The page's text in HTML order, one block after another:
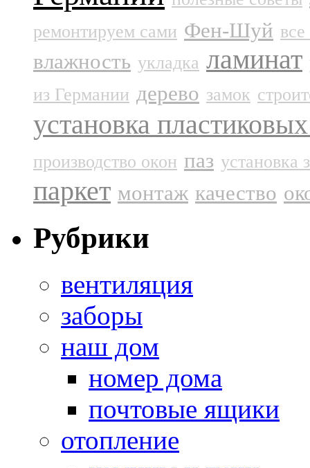
ремонтируем сами Фен-Шуй
влажность укладка ламинат
из Германии дерево замок
установка
производство окон паз установка
паркет монтаж качество
Рубрики
вентиляция
заборы
наш дом
номер дома
почтовые ящики
отопление